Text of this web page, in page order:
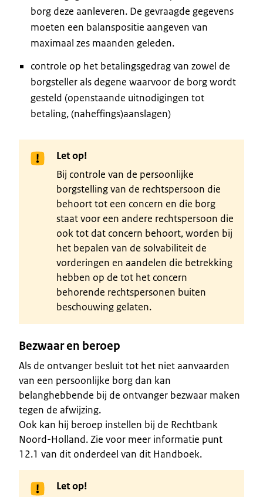
borg deze aanleveren. De gevraagde gegevens
moeten een balanspositie aangeven van
maximaal zes maanden geleden.
controle op het betalingsgedrag van zowel de
borgsteller als degene waarvoor de borg wordt
gesteld (openstaande uitnodigingen tot
betaling, (naheffings)aanslagen)
Let op!
Bij controle van de persoonlijke
borgstelling van de rechtspersoon die
behoort tot een concern en die borg
staat voor een andere rechtspersoon die
ook tot dat concern behoort, worden bij
het bepalen van de solvabiliteit de
vorderingen en aandelen die betrekking
hebben op de tot het concern
behorende rechtspersonen buiten
beschouwing gelaten.
Bezwaar en beroep
Als de ontvanger besluit tot het niet aanvaarden
van een persoonlijke borg dan kan
belanghebbende bij de ontvanger bezwaar maken
tegen de afwijzing.
Ook kan hij beroep instellen bij de Rechtbank
Noord-Holland. Zie voor meer informatie punt
12.1 van dit onderdeel van dit Handboek.
Let op!